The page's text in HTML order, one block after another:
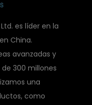
es líder en la
China.
avanzadas y
300 millones
una
como